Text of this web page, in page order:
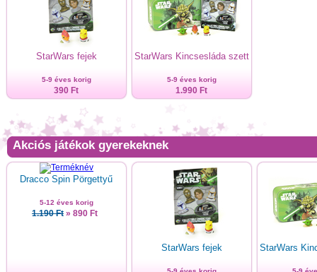
StarWars fejek
5-9 éves korig
390 Ft
StarWars Kincsesláda szett
5-9 éves korig
1.990 Ft
Akciós játékok gyerekeknek
Dracco Spin Pörgettyű
5-12 éves korig
1.190 Ft » 890 Ft
StarWars fejek StarWars